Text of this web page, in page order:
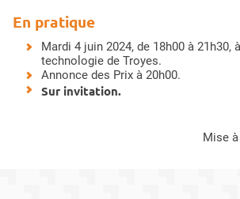
En pratique
Mardi 4 juin 2024, de 18h00 à 21h30,
technologie de Troyes.
Annonce des Prix à 20h00.
Sur invitation.
mise